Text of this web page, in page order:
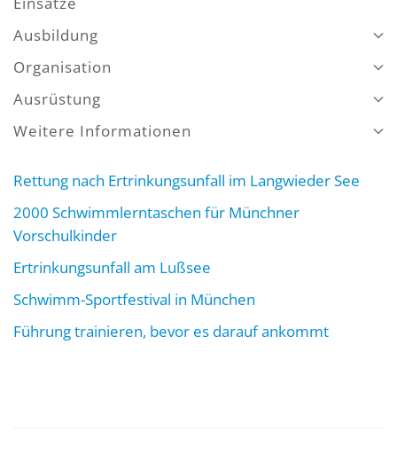
Ausbildung
Organisation
Ausrüstung
Weitere Informationen
Rettung nach Ertrinkungsunfall im Langwieder See
2000 Schwimmlerntaschen für Münchner
Vorschulkinder
Ertrinkungsunfall am Lußsee
Schwimm-Sportfestival in München
Führung trainieren, bevor es darauf ankommt